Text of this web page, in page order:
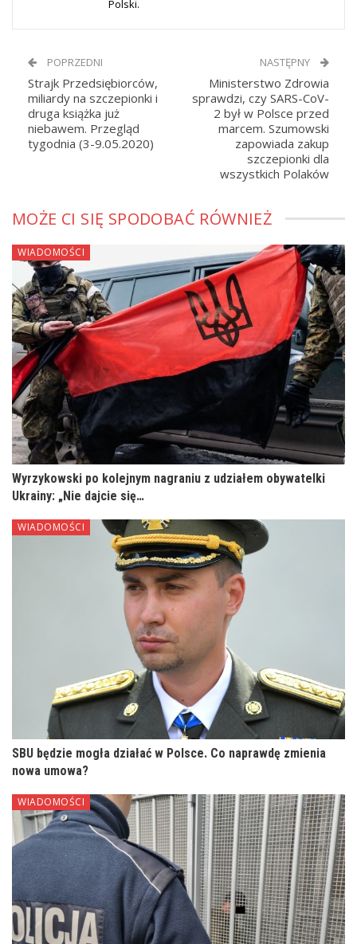
Polski.
POPRZEDNI
Strajk Przedsiębiorców,
miliardy na szczepionki i
druga książka już
niebawem. Przegląd
tygodnia (3-9.05.2020)
NASTĘPNY
Ministerstwo Zdrowia
sprawdzi, czy SARS-CoV-
2 był w Polsce przed
marcem. Szumowski
zapowiada zakup
szczepionki dla
wszystkich Polaków
MOŻE CI SIĘ SPODOBAĆ RÓWNIEŻ
WIADOMOŚCI
Wyrzykowski po kolejnym nagraniu z udziałem obywatelki
Ukrainy: „Nie dajcie się…
WIADOMOŚCI
SBU będzie mogła działać w Polsce. Co naprawdę zmienia
nowa umowa?
WIADOMOŚCI